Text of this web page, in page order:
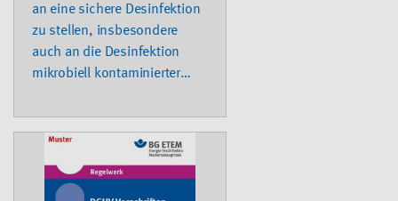
an eine sichere Desinfektion
zu stellen, insbesondere
auch an die Desinfektion
mikrobiell kontaminierter
weitere Fragen geht die DGUV
Information ein.